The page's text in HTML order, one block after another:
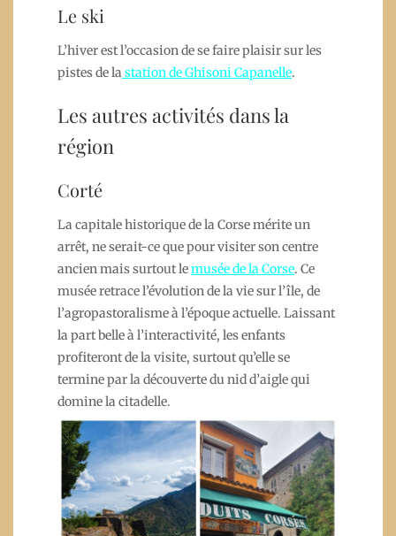
Le ski
L’hiver est l’occasion de se faire plaisir sur les
pistes de la station de Ghisoni Capanelle.
Les autres activités dans la
région
Corté
La capitale historique de la Corse mérite un
arrêt, ne serait-ce que pour visiter son centre
ancien mais surtout lemusée de la Corse. Ce
musée retrace l’évolution de la vie sur l’île, de
l’agropastoralisme à l’époque actuelle. Laissant
la part belle à l’interactivité, les enfants
profiteront de la visite, surtout qu’elle se
termine par la découverte du nid d’aigle qui
domine la citadelle.